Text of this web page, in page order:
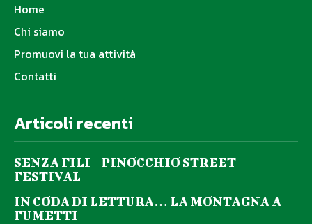
Home
Chi siamo
Promuovi la tua attività
Contatti
Articoli recenti
SENZA FILI – PINOCCHIO STREET
FESTIVAL
IN CODA DI LETTURA… LA MONTAGNA A
FUMETTI